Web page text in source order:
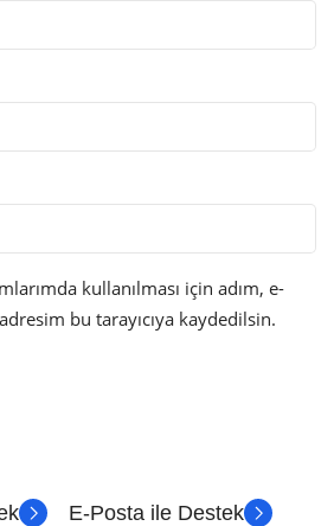
kullanılması için adım, e-
bu tarayıcıya kaydedilsin.
E-Posta ile Destek